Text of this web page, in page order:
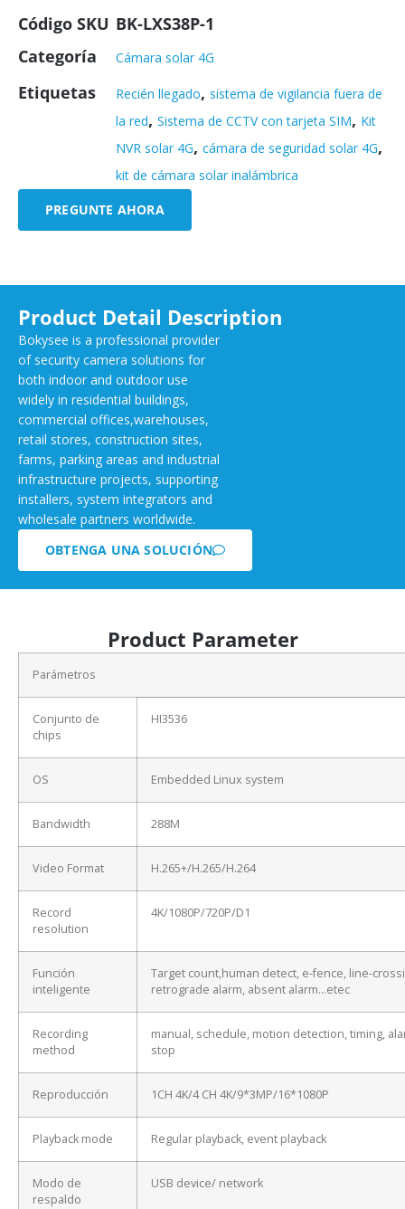
Código SKU BK-LXS38P-1
Categoría
Cámara solar 4G
Etiquetas Recién llegado, sistema de vigilancia fuera de
la red, Sistema de CCTV con tarjeta SIM, Kit
NVR solar 4G, cámara de seguridad solar 4G,
kit de cámara solar inalámbrica
PREGUNTE AHORA
Product Detail Description
Bokysee is a professional provider
of security camera solutions for
both indoor and outdoor use
widely in residential buildings,
commercial offices,warehouses,
retail stores, construction sites,
farms, parking areas and industrial
infrastructure projects, supporting
installers, system integrators and
wholesale partners worldwide.
OBTENGA UNA SOLUCIÓN
Product Parameter
Parámetros
Conjunto de
chips
HI3536
OS Embedded Linux system
Bandwidth 288M
Video Format H.265+/H.265/H.264
Record
resolution
4K/1080P/720P/D1
Función
inteligente
Target count,human detect, e-fence, line-
retrograde alarm, absent alarm…etec
Recording
method
manual, schedule, motion detection, timing,
stop
Reproducción 1CH 4K/4 CH 4K/9*3MP/16*1080P
Playback mode Regular playback, event playback
Modo de
respaldo
USB device/ network